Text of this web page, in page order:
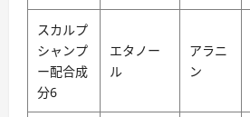
スカルプ
シャンプ
ー配合成
分6
エタノー
ル
アラニ
ン